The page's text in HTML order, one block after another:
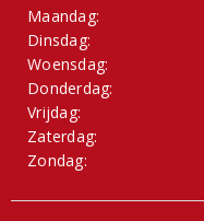
Maandag:
Dinsdag:
Woensdag:
Donderdag:
Vrijdag:
Zaterdag:
Zondag: